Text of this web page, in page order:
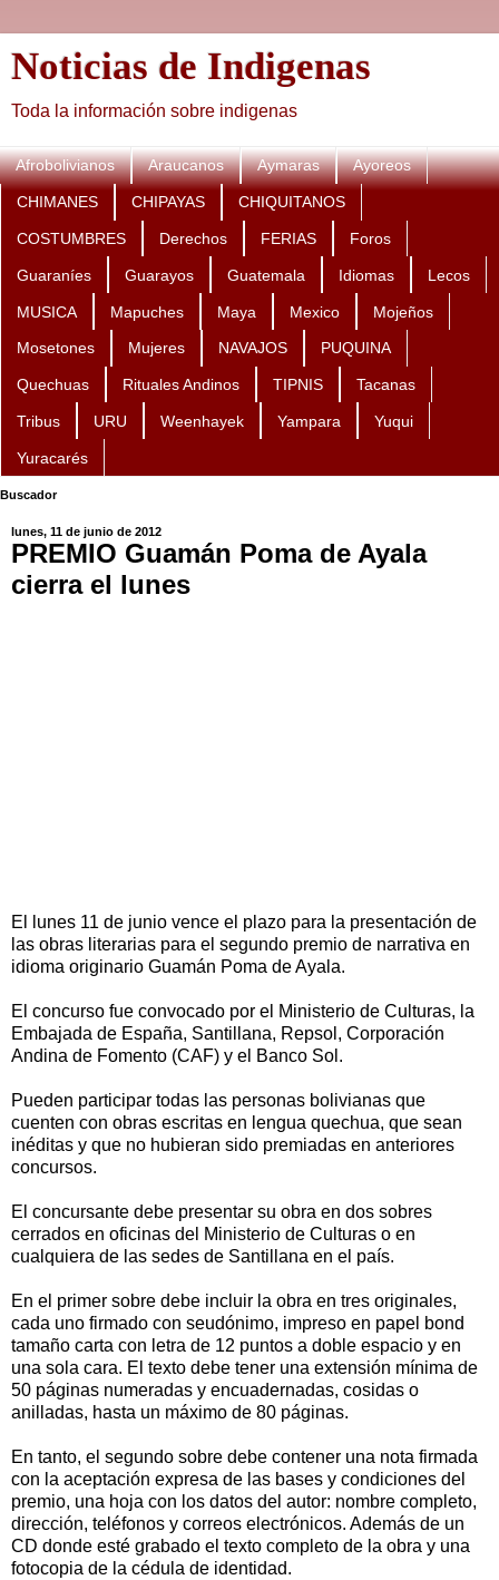
Noticias de Indigenas
Toda la información sobre indigenas
Afrobolivianos Araucanos Aymaras Ayoreos
CHIMANES CHIPAYAS CHIQUITANOS
COSTUMBRES Derechos FERIAS Foros
Guaraníes Guarayos Guatemala Idiomas Lecos
MUSICA Mapuches Maya Mexico Mojeños
Mosetones Mujeres NAVAJOS PUQUINA
Quechuas Rituales Andinos TIPNIS Tacanas
Tribus URU Weenhayek Yampara Yuqui
Yuracarés
Buscador
lunes, 11 de junio de 2012
PREMIO Guamán Poma de Ayala
cierra el lunes
El lunes 11 de junio vence el plazo para la presentación de
las obras literarias para el segundo premio de narrativa en
idioma originario Guamán Poma de Ayala.
El concurso fue convocado por el Ministerio de Culturas, la
Embajada de España, Santillana, Repsol, Corporación
Andina de Fomento (CAF) y el Banco Sol.
Pueden participar todas las personas bolivianas que
cuenten con obras escritas en lengua quechua, que sean
inéditas y que no hubieran sido premiadas en anteriores
concursos.
El concursante debe presentar su obra en dos sobres
cerrados en oficinas del Ministerio de Culturas o en
cualquiera de las sedes de Santillana en el país.
En el primer sobre debe incluir la obra en tres originales,
cada uno firmado con seudónimo, impreso en papel bond
tamaño carta con letra de 12 puntos a doble espacio y en
una sola cara. El texto debe tener una extensión mínima de
50 páginas numeradas y encuadernadas, cosidas o
anilladas, hasta un máximo de 80 páginas.
En tanto, el segundo sobre debe contener una nota firmada
con la aceptación expresa de las bases y condiciones del
premio, una hoja con los datos del autor: nombre completo,
dirección, teléfonos y correos electrónicos. Además de un
CD donde esté grabado el texto completo de la obra y una
fotocopia de la cédula de identidad.